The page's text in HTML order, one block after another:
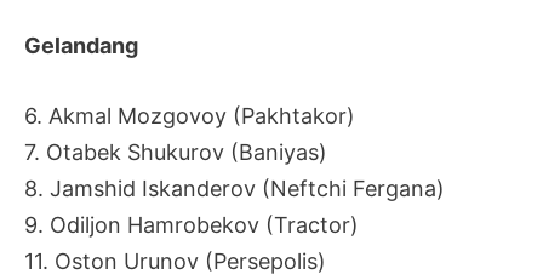
Gelandang
6. Akmal Mozgovoy (Pakhtakor)
7. Otabek Shukurov (Baniyas)
8. Jamshid Iskanderov (Neftchi Fergana)
9. Odiljon Hamrobekov (Tractor)
11. Oston Urunov (Persepolis)